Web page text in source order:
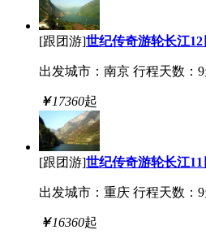
[跟团游]世纪传奇游轮长江
出发城市：南京 行程天数：
￥17360起
[跟团游]世纪传奇游轮长江
出发城市：重庆 行程天数：
￥16360起